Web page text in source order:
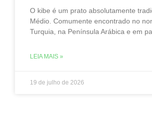
O kibe é um prato absolutamente
Médio. Comumente encontrado no
Turquia, na Península Arábica e em
LEIA MAIS »
19 de julho de 2026